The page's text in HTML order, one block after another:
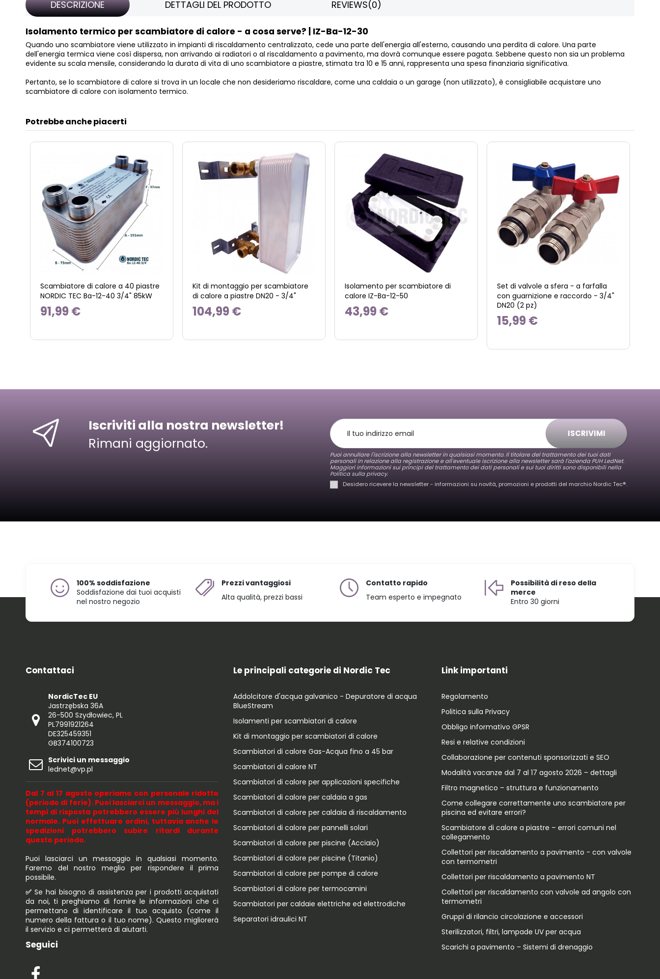
DESCRIZIONE DETTAGLI DEL PRODOTTO REVIEWS(0)
Isolamento termico per scambiatore di calore - a cosa serve? | IZ-Ba-12-30
Quando uno scambiatore viene utilizzato in impianti di riscaldamento centralizzato, cede una parte dell'energia all'esterno, causando una perdita di calore. Una parte
dell'energia termica viene così dispersa, non arrivando ai radiatori o al riscaldamento a pavimento, ma dovrà comunque essere pagata. Sebbene questo non sia un problema
evidente su scala mensile, considerando la durata di vita di uno scambiatore a piastre, stimata tra 10 e 15 anni, rappresenta una spesa finanziaria significativa.
Pertanto, se lo scambiatore di calore si trova in un locale che non desideriamo riscaldare, come una caldaia o un garage (non utilizzato), è consigliabile acquistare uno
scambiatore di calore con isolamento termico.
Potrebbe anche piacerti
Scambiatore di calore a 40 piastre
NORDIC TEC Ba-12-40 3/4" 85kW
91,99 €
Kit di montaggio per scambiatore
di calore a piastre DN20 - 3/4"
104,99 €
Isolamento per scambiatore di
calore IZ-Ba-12-50
43,99 €
Set di valvole a sfera - a farfalla
con guarnizione e raccordo - 3/4"
DN20 (2 pz)
15,99 €
Iscriviti alla nostra newsletter!
Rimani aggiornato.
ISCRIVIMI
Puoi annullare l'iscrizione alla newsletter in qualsiasi momento. Il titolare del trattamento dei tuoi dati
personali in relazione alla registrazione e all'eventuale iscrizione alla newsletter sarà l'azienda PUH LedNet.
Maggiori informazioni sui principi del trattamento dei dati personali e sui tuoi diritti sono disponibili nella
Politica sulla privacy.
Desidero ricevere la newsletter - informazioni su novità, promozioni e prodotti del marchio Nordic Tec®️.
100% soddisfazione
Soddisfazione dai tuoi acquisti
nel nostro negozio
Prezzi vantaggiosi
Alta qualità, prezzi bassi
Contatto rapido
Team esperto e impegnato
Possibilità di reso della
merce
Entro 30 giorni
Contattaci
NordicTec EU
Jastrzębska 36A
26-500 Szydłowiec, PL
PL7991921264
DE325459351
GB374100723
Scrivici un messaggio
lednet@vp.pl
Dal 7 al 17 agosto operiamo con personale ridotto
(periodo di ferie). Puoi lasciarci un messaggio, ma i
tempi di risposta potrebbero essere più lunghi del
normale. Puoi effettuare ordini, tuttavia anche le
spedizioni potrebbero subire ritardi durante
questo periodo.
Puoi lasciarci un messaggio in qualsiasi momento.
Faremo del nostro meglio per rispondere il prima
possibile.
✅Se hai bisogno di assistenza per i prodotti acquistati
da noi, ti preghiamo di fornire le informazioni che ci
permettano di identificare il tuo acquisto (come il
numero della fattura o il tuo nome). Questo migliorerà
il servizio e ci permetterà di aiutarti.
Seguici
Le principali categorie di Nordic Tec
Addolcitore d'acqua galvanico - Depuratore di acqua
BlueStream
Isolamenti per scambiatori di calore
Kit di montaggio per scambiatori di calore
Scambiatori di calore Gas-Acqua fino a 45 bar
Scambiatori di calore NT
Scambiatori di calore per applicazioni specifiche
Scambiatori di calore per caldaia a gas
Scambiatori di calore per caldaia di riscaldamento
Scambiatori di calore per pannelli solari
Scambiatori di calore per piscine (Acciaio)
Scambiatori di calore per piscine (Titanio)
Scambiatori di calore per pompe di calore
Scambiatori di calore per termocamini
Scambiatori per caldaie elettriche ed elettrodiche
Separatori idraulici NT
Link importanti
Regolamento
Politica sulla Privacy
Obbligo informativo GPSR
Resi e relative condizioni
Collaborazione per contenuti sponsorizzati e SEO
Modalità vacanze dal 7 al 17 agosto 2026 – dettagli
Filtro magnetico – struttura e funzionamento
Come collegare correttamente uno scambiatore per
piscina ed evitare errori?
Scambiatore di calore a piastre – errori comuni nel
collegamento
Collettori per riscaldamento a pavimento - con valvole
con termometri
Collettori per riscaldamento a pavimento NT
Collettori per riscaldamento con valvole ad angolo con
termometri
Gruppi di rilancio circolazione e accessori
Sterilizzatori, filtri, lampade UV per acqua
Scarichi a pavimento – Sistemi di drenaggio